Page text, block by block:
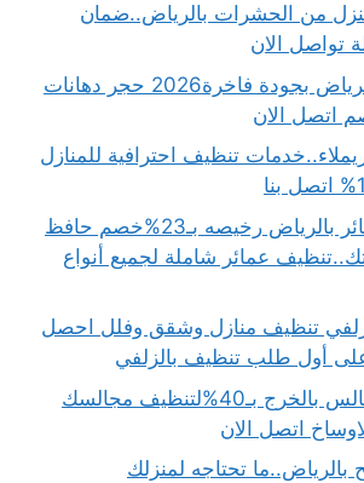
من الحشرات بالرياض..ضمان
ترميم واجهات بالرياض بجودة فاخرة2026 حجر دهانات
تنظيف احترافية للمنازل
شركة تنظيف عمائر بالرياض رخيصه بـ23%خصم حافظ
عمائر شاملة لجميع أنواع
تنظيف منازل وشقق وفلل احصل
شركة تنظيف مجالس بالخرج بـ40%لتنظيف مجالسك
تحتاجه لمنزلك